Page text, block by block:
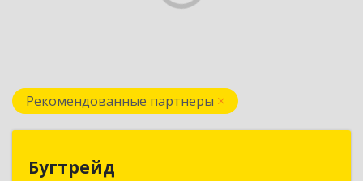
Рекомендованные партнеры
Бугтрейд